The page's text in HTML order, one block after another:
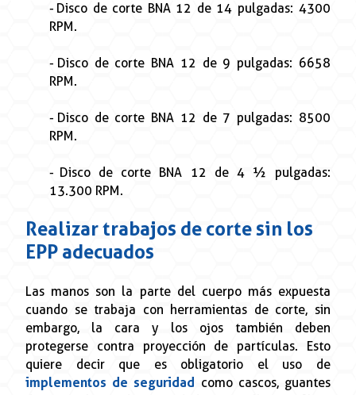
- Disco de corte BNA 12 de 14 pulgadas: 4300
RPM.
- Disco de corte BNA 12 de 9 pulgadas: 6658
RPM.
- Disco de corte BNA 12 de 7 pulgadas: 8500
RPM.
- Disco de corte BNA 12 de 4 ½ pulgadas:
13.300 RPM.
Realizar trabajos de corte sin los
EPP adecuados
Las manos son la parte del cuerpo más expuesta
cuando se trabaja con herramientas de corte, sin
embargo, la cara y los ojos también deben
protegerse contra proyección de partículas. Esto
quiere decir que es obligatorio el uso de
implementos de seguridad como cascos, guantes